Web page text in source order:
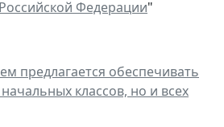
Федерации"
предлагается обеспечивать
классов, но и всех